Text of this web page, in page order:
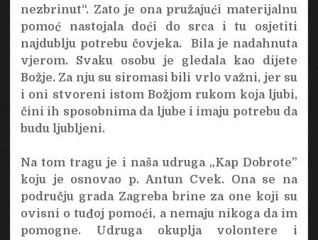
nezbrinut“. Zato je ona pružajući materijalnu
pomoć nastojala doći do srca i tu osjetiti
najdublju potrebu čovjeka. Bila je nadahnuta
vjerom. Svaku osobu je gledala kao dijete
Božje. Za nju su siromasi bili vrlo važni, jer su
i oni stvoreni istom Božjom rukom koja ljubi,
čini ih sposobnima da ljube i imaju potrebu da
budu ljubljeni.
Na tom tragu je i naša udruga „Kap Dobrote”
koju je osnovao p. Antun Cvek. Ona se na
području grada Zagreba brine za one koji su
ovisni o tuđoj pomoći, a nemaju nikoga da im
pomogne. Udruga okuplja volontere i